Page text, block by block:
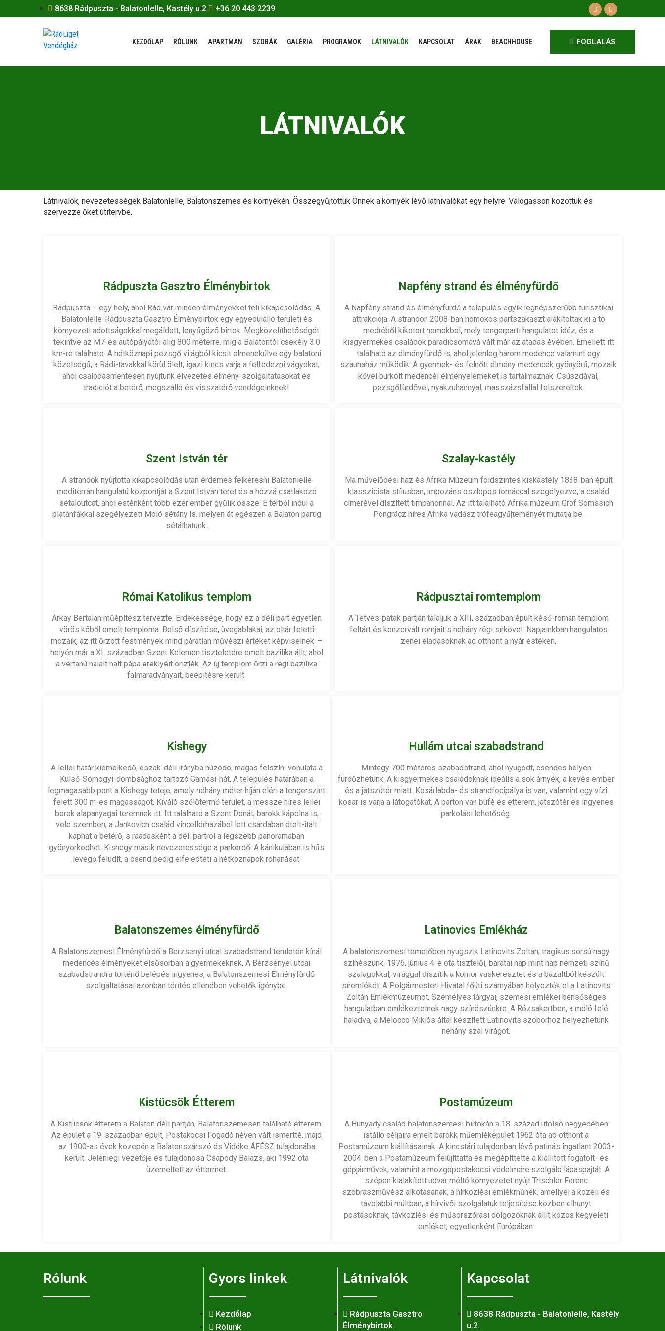
8638 Rádpuszta - Balatonlelle, Kastély u.2. +36 20 443 2239
KEZDŐLAP RÓLUNK APARTMAN SZOBÁK GALÉRIA PROGRAMOK LÁTNIVALÓK KAPCSOLAT ÁRAK BEACHHOUSE FOGLALÁS
LÁTNIVALÓK
Látnivalók, nevezetességek Balatonlelle, Balatonszemes és környékén. Összegyűjtöttük Önnek a környék lévő látnivalókat egy helyre. Válogasson közöttük és
szervezze őket útitervbe.
Rádpuszta Gasztro Élménybirtok
Rádpuszta – egy hely, ahol Rád vár minden élményekkel teli kikapcsolódás. A
Balatonlelle-Rádpuszta Gasztro Élménybirtok egy egyedülálló területi és
környezeti adottságokkal megáldott, lenyűgöző birtok. Megközelíthetőségét
tekintve az M7-es autópályától alig 800 méterre, míg a Balatontól csekély 3.0
km-re található. A hétköznapi pezsgő világból kicsit elmenekülve egy balatoni
közelségű, a Rádi-tavakkal körül ölelt, igazi kincs várja a felfedezni vágyókat,
ahol csalódásmentesen nyújtunk élvezetes élmény-szolgáltatásokat és
tradiciót a betérő, megszálló és visszatérő vendégeinknek!
Napfény strand és élményfürdő
A Napfény strand és élményfürdő a település egyik legnépszerűbb turisztikai
attrakciója. A strandon 2008-ban homokos partszakaszt alakítottak ki a tó
medréből kikotort homokból, mely tengerparti hangulatot idéz, és a
kisgyermekes családok paradicsomává vált már az átadás évében. Emellett itt
található az élményfürdő is, ahol jelenleg három medence valamint egy
szaunaház működik. A gyermek- és felnőtt élmény medencék gyönyörű, mozaik
kővel burkolt medencéi élményelemeket is tartalmaznak. Csúszdával,
pezsgőfürdővel, nyakzuhannyal, masszázsfallal felszereltek.
Szent István tér
A strandok nyújtotta kikapcsolódás után érdemes felkeresni Balatonlelle
mediterrán hangulatú központját a Szent István teret és a hozzá csatlakozó
sétálóutcát, ahol esténként több ezer ember gyűlik össze. E térből indul a
platánfákkal szegélyezett Moló sétány is, melyen át egészen a Balaton partig
sétálhatunk.
Szalay-kastély
Ma művelődési ház és Afrika Múzeum földszintes kiskastély 1838-ban épült
klasszicista stílusban, impozáns oszlopos tornáccal szegélyezve, a család
címerével díszített timpanonnal. Az itt található Afrika múzeum Gróf Somssich
Pongrácz híres Afrika vadász trófeagyűjteményét mutatja be.
Római Katolikus templom
Árkay Bertalan műépítész tervezte. Érdekessége, hogy ez a déli part egyetlen
vörös kőből emelt temploma. Belső díszítése, üvegablakai, az oltár feletti
mozaik, az itt őrzött festmények mind páratlan művészi értéket képviselnek. –
helyén már a XI. században Szent Kelemen tiszteletére emelt bazilika állt, ahol
a vértanú halált halt pápa ereklyéit örizték. Az új templom őrzi a régi bazilika
falmaradványait, beépítésre került.
Rádpusztai romtemplom
A Tetves-patak partján találjuk a XIII. században épült késő-román templom
feltárt és konzervált romjait s néhány régi sírkövet. Napjainkban hangulatos
zenei eladásoknak ad otthont a nyár estéken.
Kishegy
A lellei határ kiemelkedő, észak-déli irányba húzódó, magas felszíni vonulata a
Külső-Somogyi-dombsághoz tartozó Gamási-hát. A település határában a
legmagasabb pont a Kishegy teteje, amely néhány méter híján eléri a tengerszint
felett 300 m-es magasságot. Kiváló szőlőtermő terület, a messze híres lellei
borok alapanyagai teremnek itt. Itt található a Szent Donát, barokk kápolna is,
vele szemben, a Jankovich család vincellérházából lett csárdában ételt-italt
kaphat a betérő, s ráadásként a déli partról a legszebb panorámában
gyönyörkodhet. Kishegy másik nevezetessége a parkerdő. A kánikulában is hűs
levegő felüdít, a csend pedig elfeledteti a hétköznapok rohanását.
Hullám utcai szabadstrand
Mintegy 700 méteres szabadstrand, ahol nyugodt, csendes helyen
fürdőzhetünk. A kisgyermekes családoknak ideális a sok árnyék, a kevés ember
és a játszótér miatt. Kosárlabda- és strandfocipálya is van, valamint egy vízi
kosár is várja a látogatókat. A parton van büfé és étterem, játszótér és ingyenes
parkolási lehetőség.
Balatonszemes élményfürdő
A Balatonszemesi Élményfürdő a Berzsenyi utcai szabadstrand területén kínál
medencés élményeket elsősorban a gyermekeknek. A Berzsenyei utcai
szabadstrandra történő belépés ingyenes, a Balatonszemesi Élményfürdő
szolgáltatásai azonban térítés ellenében vehetők igénybe.
Latinovics Emlékház
A balatonszemesi temetőben nyugszik Latinovits Zoltán, tragikus sorsú nagy
színészünk. 1976. június 4-e óta tisztelői, barátai nap mint nap nemzeti színű
szalagokkal, virággal díszítik a komor vaskeresztet és a bazaltból készült
síremlékét. A Polgármesteri Hivatal főúti szárnyában helyezték el a Latinovits
Zoltán Emlékmúzeumot. Személyes tárgyai, szemesi emlékei bensőséges
hangulatban emlékeztetnek nagy színészünkre. A Rózsakertben, a móló felé
haladva, a Melocco Miklós által készített Latinovits szoborhoz helyezhetünk
néhány szál virágot.
Kistücsök Étterem
A Kistücsök étterem a Balaton déli partján, Balatonszemesen található étterem.
Az épület a 19. században épült, Postakocsi Fogadó néven vált ismertté, majd
az 1900-as évek közepén a Balatonszárszó és Vidéke ÁFÉSZ tulajdonába
került. Jelenlegi vezetője és tulajdonosa Csapody Balázs, aki 1992 óta
üzemelteti az éttermet.
Postamúzeum
A Hunyady család balatonszemesi birtokán a 18. század utolsó negyedében
istálló céljaira emelt barokk műemléképület 1962 óta ad otthont a
Postamúzeum kiállításainak. A kincstári tulajdonban lévő patinás ingatlant 2003-
2004-ben a Postamúzeum felújíttatta és megépíttette a kiállított fogatolt- és
gépjárművek, valamint a mozgópostakocsi védelmére szolgáló lábaspajtát. A
szépen kialakított udvar méltó környezetet nyújt Trischler Ferenc
szobrászművész alkotásának, a hírközlési emlékműnek, amellyel a közeli és
távolabbi múltban, a hírvivői szolgálatuk teljesítése közben elhunyt
postásoknak, távközlési és műsorszórási dolgozóknak állít közös kegyeleti
emléket, egyetlenként Európában.
Rólunk Gyors linkek
Kezdőlap
Rólunk
Látnivalók
Rádpuszta Gasztro
Élménybirtok
Kapcsolat
8638 Rádpuszta - Balatonlelle, Kastély
u.2.